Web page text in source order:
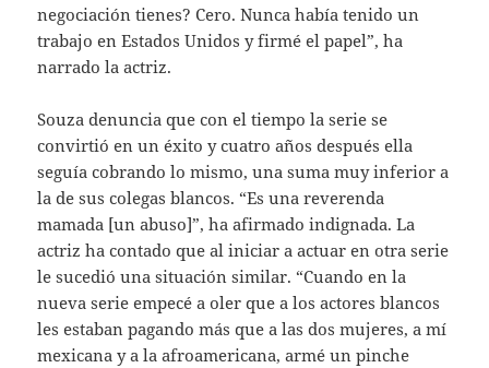
negociación tienes? Cero. Nunca había tenido un
trabajo en Estados Unidos y firmé el papel”, ha
narrado la actriz.
Souza denuncia que con el tiempo la serie se
convirtió en un éxito y cuatro años después ella
seguía cobrando lo mismo, una suma muy inferior a
la de sus colegas blancos. “Es una reverenda
mamada [un abuso]”, ha afirmado indignada. La
actriz ha contado que al iniciar a actuar en otra serie
le sucedió una situación similar. “Cuando en la
nueva serie empecé a oler que a los actores blancos
les estaban pagando más que a las dos mujeres, a mí
mexicana y a la afroamericana, armé un pinche